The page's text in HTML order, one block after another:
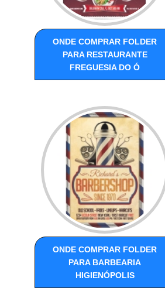
ONDE COMPRAR FOLDER
PARA RESTAURANTE
FREGUESIA DO Ó
ONDE COMPRAR FOLDER
PARA BARBEARIA
HIGIENÓPOLIS